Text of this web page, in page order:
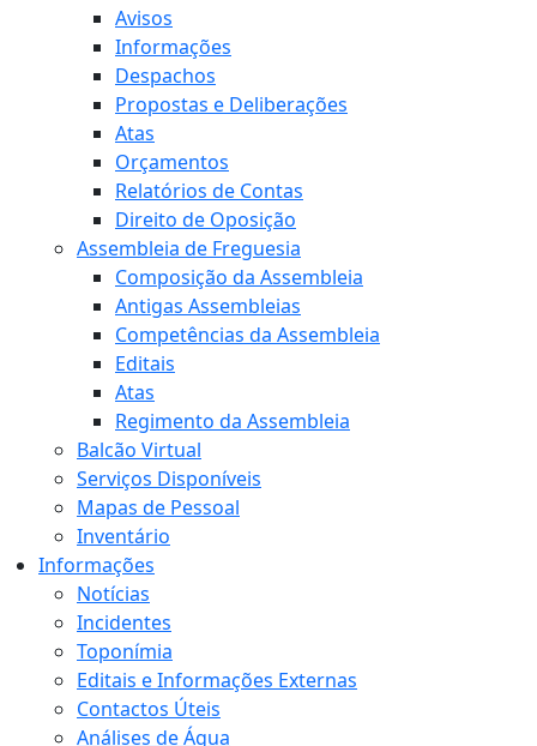
Avisos
Informações
Despachos
Propostas e Deliberações
Atas
Orçamentos
Relatórios de Contas
Direito de Oposição
Assembleia de Freguesia
Composição da Assembleia
Antigas Assembleias
Competências da Assembleia
Editais
Atas
Regimento da Assembleia
Balcão Virtual
Serviços Disponíveis
Mapas de Pessoal
Inventário
Informações
Notícias
Incidentes
Toponímia
Editais e Informações Externas
Contactos Úteis
Análises de Água